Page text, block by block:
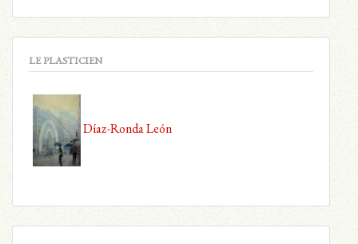
LE PLASTICIEN
Díaz-Ronda León